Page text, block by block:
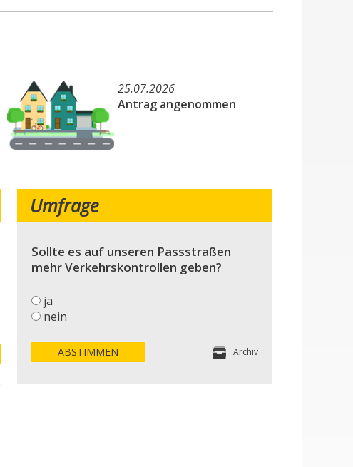
25.07.2026
Antrag angenommen
Umfrage
Sollte es auf unseren Passstraßen
mehr Verkehrskontrollen geben?
ja
nein
ABSTIMMEN Archiv